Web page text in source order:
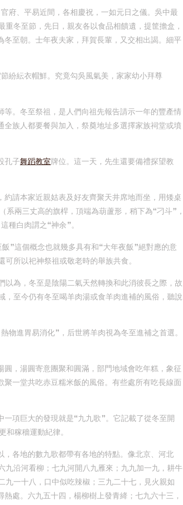
府、平易近間，各相慶祝，一如元日之儀。吳中最
冬至節，先日，親友各以食品相饋遺，提筐擔盒，
至朝。士年夜夫家，拜賀長輩，又交相出謁。細平
紛紜衣帽鮮。究竟勾吳風氣美，家家幼小拜尊
。冬至祭祖，是人們向祖先報告請示一年的豐產情
族人都要餐與加入，祭奠地址多選擇家族祠堂或墳
孔子舞蹈教室牌位。這一天，先生還要備禮探望教
請本家近親姑表及好友齊聚天井席地而坐，用矮桌
兩三丈高的旗桿，頂端為葫蘆形，稍下為“刁斗”，
種白肉謂之“神余”。
”這個概念也就幾多具有和“大年夜飯”絕對應的意
所以祀神祭祖或敬老時的舉族共食。
為，冬至是陰陽二氣天然轉換和此消彼長之際，故
至今仍有冬至喝羊肉湯或食羊肉進補的風俗，聽說
物進胃易消化”，后世將羊肉視為冬至進補之首選。
，湯圓寄意團聚和圓滿，部門地域會吃年糕，象征
一堂共吃赤豆糯米飯的風俗。有些處所有吃長線面
項巨大的發現就是“九九歌”。它記載了從冬至開
稼穡運動紀律。
各地的數九歌都帶有各地的特點。像北京、河北
沿河看柳；七九河開八九雁來；九九加一九，耕牛
一十八，口中似吃辣椒；三九二十七，見火親如
處。六九五十四，楊柳樹上發青絳；七九六十三，